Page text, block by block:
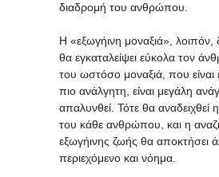
διαδρομή του ανθρώπου.
Η «εξωγήινη μοναξιά», λοιπόν,
θα εγκαταλείψει εύκολα τον
του ωστόσο μοναξιά, που είναι
πιο ανάλγητη, είναι μεγάλη
απαλυνθεί. Τότε θα αναδειχθεί
του κάθε ανθρώπου, και η
εξωγήινης ζωής θα αποκτήσει
περιεχόμενο και νόημα.